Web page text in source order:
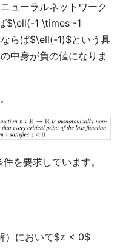
ューラルネットワーク
$\ell(-1 \times -1
らば$\ell(-1)$という具
中身が負の値になりま
を要求しています。
）において$z < 0$